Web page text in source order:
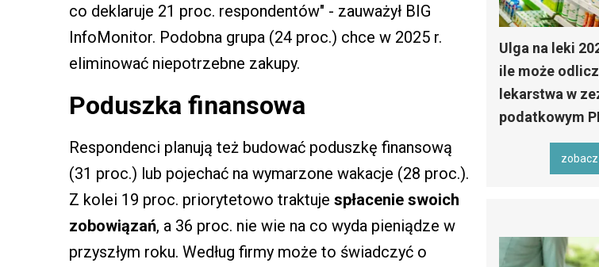
Ulga na leki
ile może
lekarstwa w
podatkowym
co deklaruje 21 proc. respondentów" - zauważył BIG
InfoMonitor. Podobna grupa (24 proc.) chce w 2025 r.
eliminować niepotrzebne zakupy.
Poduszka finansowa
Respondenci planują też budować poduszkę finansową
(31 proc.) lub pojechać na wymarzone wakacje (28 proc.).
Z kolei 19 proc. priorytetowo traktuje spłacenie swoich
zobowiązań, a 36 proc. nie wie na co wyda pieniądze w
przyszłym roku. Według firmy może to świadczyć o